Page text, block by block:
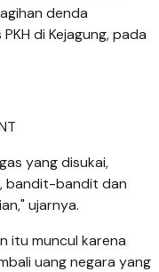
denda
di Kejagung, pada
yang disukai,
bandit-bandit dan
ujarnya.
itu muncul karena
uang negara yang